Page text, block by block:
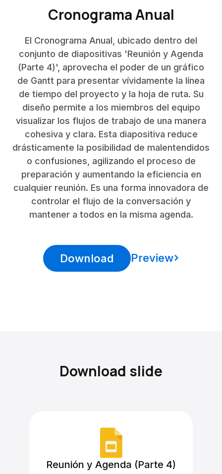
Cronograma Anual
El Cronograma Anual, ubicado dentro del
conjunto de diapositivas 'Reunión y Agenda
(Parte 4)', aprovecha el poder de un gráfico
de Gantt para presentar vívidamente la línea
de tiempo del proyecto y la hoja de ruta. Su
diseño permite a los miembros del equipo
visualizar los flujos de trabajo de una manera
cohesiva y clara. Esta diapositiva reduce
drásticamente la posibilidad de malentendidos
o confusiones, agilizando el proceso de
preparación y aumentando la eficiencia en
cualquier reunión. Es una forma innovadora de
controlar el flujo de la conversación y
mantener a todos en la misma agenda.
Download Preview
Download slide
Reunión y Agenda (Parte 4)